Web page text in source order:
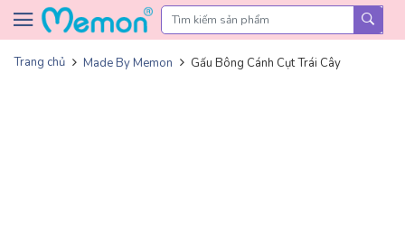
Skip to content
Trang chủ Made By Memon Gấu Bông Cánh Cụt Trái Cây